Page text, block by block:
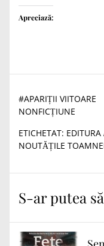
Apreciază:
#APARIȚII VIITOARE
NONFICȚIUNE
ETICHETAT:
NOUTĂȚILE
S-ar putea